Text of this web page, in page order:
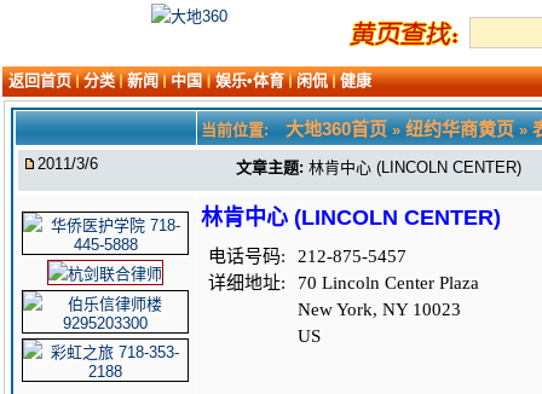
返回首页 分类 新闻 中国 娱乐•体育 闲侃 健康
当前位置: 大地360首页»纽约华商黄页»
2011/3/6 文章主题: 林肯中心 (LINCOLN CENTER)
林肯中心 (LINCOLN CENTER)
电话号码:
详细地址:
212-875-5457
70 Lincoln Center Plaza
New York, NY 10023
US